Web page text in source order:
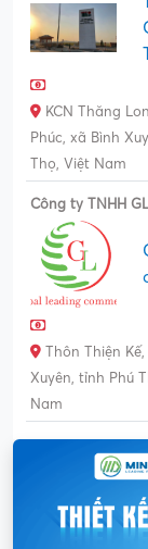
KCN Thăng
Phúc, xã Bình
Thọ, Việt Nam
Công ty TNHH
Thôn Thiện
Xuyên, tỉnh Phú
Nam